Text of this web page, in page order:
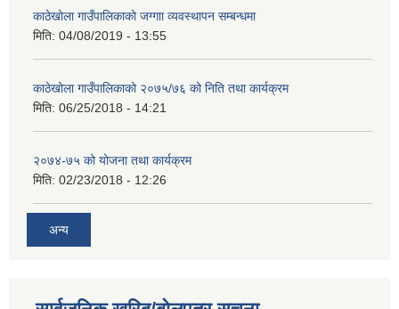
काठेखोला गाउँपालिकाको जग्गाा व्यवस्थापन सम्बन्धमा
मिति: 04/08/2019 - 13:55
काठेखोला गाउँपालिकाको २०७५/७६ को निति तथा कार्यक्रम
मिति: 06/25/2018 - 14:21
२०७४-७५ को योजना तथा कार्यक्रम
मिति: 02/23/2018 - 12:26
अन्य